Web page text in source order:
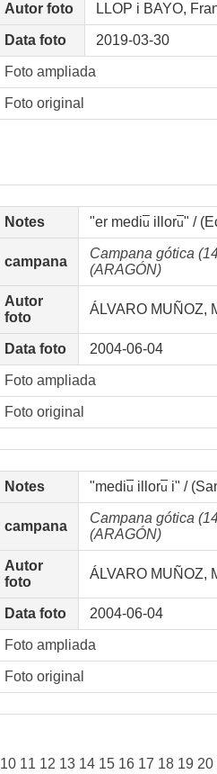
Autor foto LLOP i BAYO,
Data foto 2019-03-30
Foto ampliada
Foto original
Notes "er mediu illoru" /
campana
Campana gótica
(ARAGÓN)
Autor
foto
ÁLVARO MUÑOZ,
Data foto 2004-06-04
Foto ampliada
Foto original
Notes "mediu illoru i" /
campana
Campana gótica
(ARAGÓN)
Autor
foto
ÁLVARO MUÑOZ,
Data foto 2004-06-04
Foto ampliada
Foto original
10 11 12 13 14 15 16 17 18 19 20